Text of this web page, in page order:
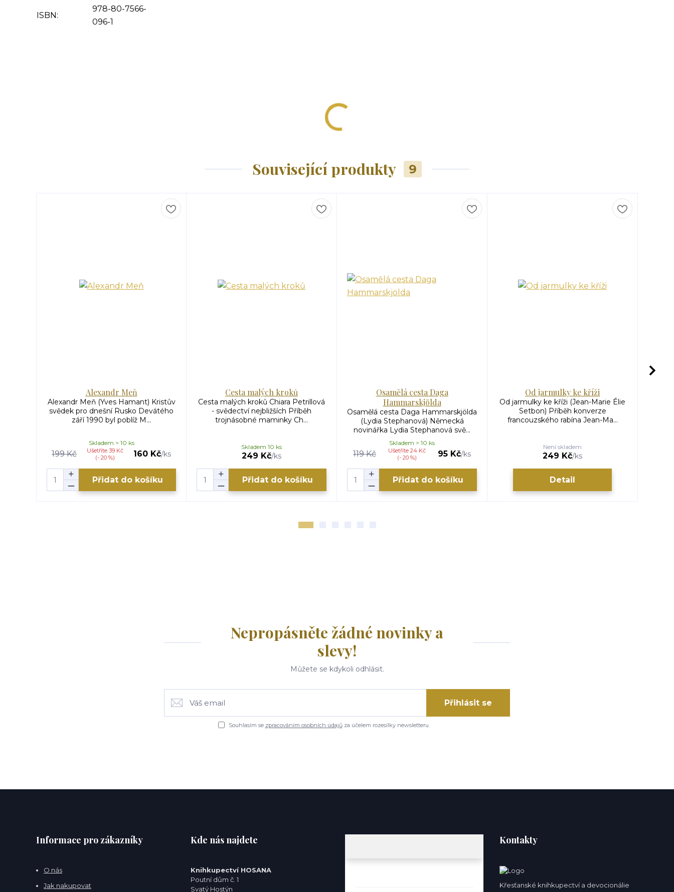
ISBN:
978-80-7566-
096-1
Související produkty 9
Alexandr Meň
Alexandr Meň (Yves Hamant) Kristův
svědek pro dnešní Rusko Devátého
září 1990 byl poblíž M...
199 Kč
Ušetříte 39 Kč
(- 20 %)
160 Kč/ks
Skladem > 10 ks
Přidat do košíku
Cesta malých kroků
Cesta malých kroků Chiara Petrillová
- svědectví nejbližších Příběh
trojnásobné maminky Ch...
249 Kč/ks
Skladem 10 ks
Přidat do košíku
Osamělá cesta Daga
Hammarskjölda
Osamělá cesta Daga Hammarskjölda
(Lydia Stephanová) Německá
novinářka Lydia Stephanová svě...
119 Kč
Ušetříte 24 Kč
(- 20 %)
95 Kč/ks
Skladem > 10 ks
Přidat do košíku
Od jarmulky ke kříži
Od jarmulky ke kříži (Jean-Marie Élie
Setbon) Příběh konverze
francouzského rabína Jean-Ma...
249 Kč/ks
Není skladem
Detail
Nepropásněte žádné novinky a
slevy!
Můžete se kdykoli odhlásit.
Přihlásit se
Souhlasím se zpracováním osobních údajůza účelem rozesílky newsletteru.
Informace pro zákazníky
O nás
Jak nakupovat
Kde nás najdete
Knihkupectví HOSANA
Poutní dům č. 1
Svatý Hostýn
Kontakty
Křesťanské knihkupectví a devocionálie